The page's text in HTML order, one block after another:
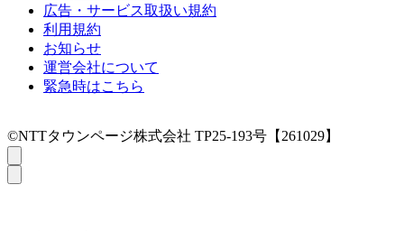
広告・サービス取扱い規約
利用規約
お知らせ
運営会社について
緊急時はこちら
©NTTタウンページ株式会社 TP25-193号【261029】